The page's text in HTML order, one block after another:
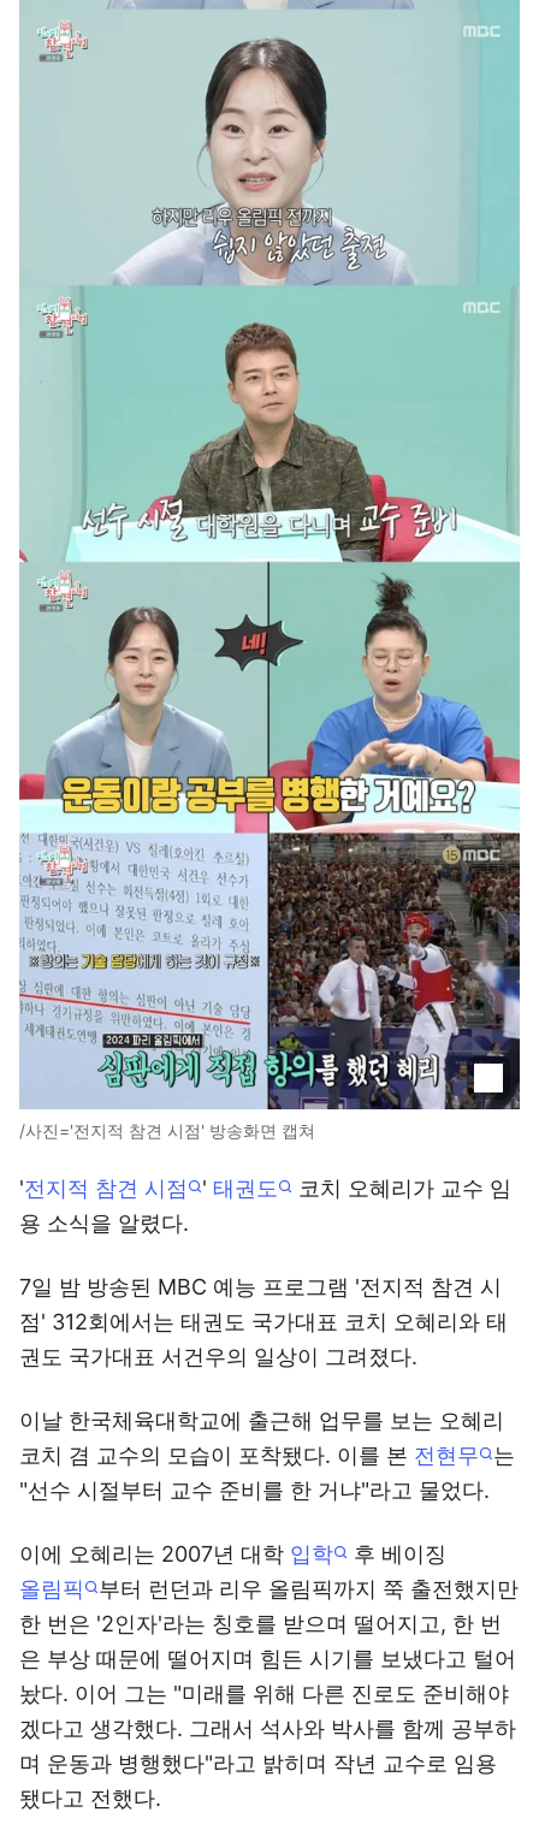
/사진='전지적 참견 시점' 방송화면 캡쳐
'전지적 참견 시점 ' 태권도
코치 오혜리가 교수 임
용 소식을 알렸다.
7일 밤 방송된 MBC 예능 프로그램 '전지적 참견 시
점' 312회에서는 태권도 국가대표 코치 오혜리와 태
권도 국가대표 서건우의 일상이 그려졌다.
이날 한국체육대학교에 출근해 업무를 보는 오혜리
코치 겸 교수의 모습이 포착됐다. 이를 본 전현무
는
"선수 시절부터 교수 준비를 한 거냐"라고 물었다.
이에 오혜리는 2007년 대학 입학
후 베이징
올림픽
부터 런던과 리우 올림픽까지 쭉 출전했지만
한 번은 '2인자'라는 칭호를 받으며 떨어지고, 한 번
은 부상 때문에 떨어지며 힘든 시기를 보냈다고 털어
놨다. 이어 그는 "미래를 위해 다른 진로도 준비해야
겠다고 생각했다. 그래서 석사와 박사를 함께 공부하
며 운동과 병행했다"라고 밝히며 작년 교수로 임용
됐다고 전했다.